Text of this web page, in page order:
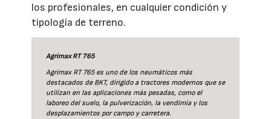
los profesionales, en cualquier condición y
tipología de terreno.
Agrimax RT 765
Agrimax RT 765 es uno de los neumáticos más
destacados de BKT, dirigido a tractores modernos que se
utilizan en las aplicaciones más pesadas, como el
laboreo del suelo, la pulverización, la vendimia y los
desplazamientos por campo y carretera.